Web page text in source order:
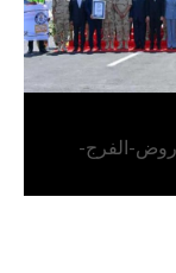
الفرج-